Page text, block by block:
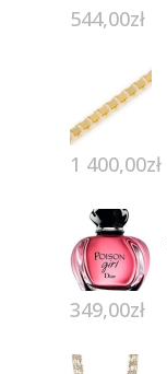
544,00zł
1 400,00zł
349,00zł